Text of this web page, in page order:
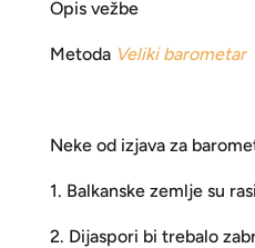
Opis vežbe
Metoda Veliki barometar
Neke od izjava za
1. Balkanske zemlje su
2. Dijaspori bi trebalo